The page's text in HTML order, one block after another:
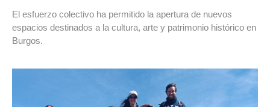
El esfuerzo colectivo ha permitido la apertura de nuevos
espacios destinados a la cultura, arte y patrimonio histórico en
Burgos.